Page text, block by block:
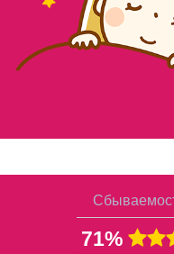
71%